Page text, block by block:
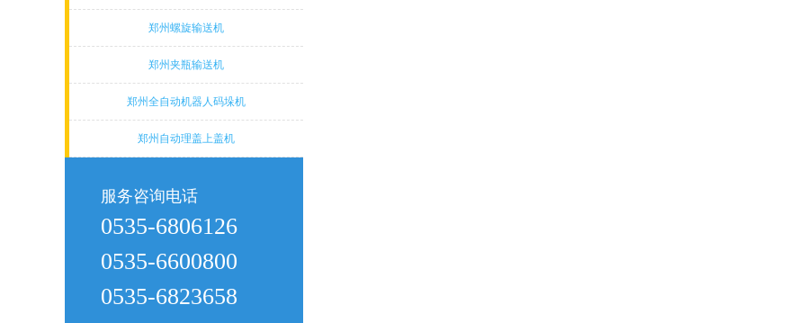
郑州螺旋输送机
郑州夹瓶输送机
郑州全自动机器人码垛机
郑州自动理盖上盖机
服务咨询电话
0535-6806126
0535-6600800
0535-6823658